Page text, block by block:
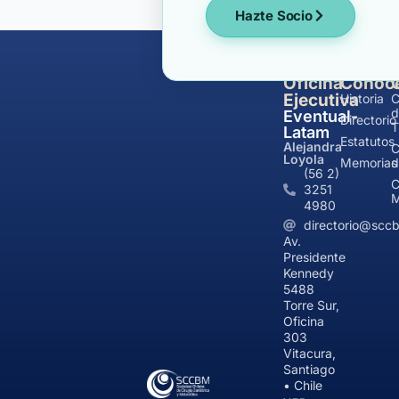
Hazte Socio
Oficina
Ejecutiva
Eventual-
Latam
Alejandra
Loyola
(56 2)
3251
4980
Av.
Presidente
Kennedy
5488
Torre Sur,
Oficina
303
Vitacura,
Santiago
• Chile
Historia
Directorio
Estatutos
Memorias